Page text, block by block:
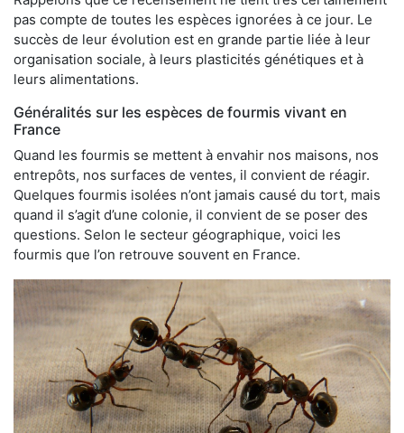
pas compte de toutes les espèces ignorées à ce jour. Le
succès de leur évolution est en grande partie liée à leur
organisation sociale, à leurs plasticités génétiques et à
leurs alimentations.
Généralités sur les espèces de fourmis vivant en
France
Quand les fourmis se mettent à envahir nos maisons, nos
entrepôts, nos surfaces de ventes, il convient de réagir.
Quelques fourmis isolées n’ont jamais causé du tort, mais
quand il s’agit d’une colonie, il convient de se poser des
questions. Selon le secteur géographique, voici les
fourmis que l’on retrouve souvent en France.